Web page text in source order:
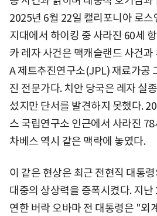
2025년 6월 22일 캘리포니아 로
지대에서 하이킹 중 사라진 60세
카 레자 사건은 맥캐슬랜드 사건과
A 제트추진연구소(JPL) 재료가공
진 전문가다. 치안 당국은 레자 실
섰지만 단서를 발견하지 못했다.
스 국립연구소 인근에서 사라진 78
차베스 역시 같은 맥락에 놓였다.
이 같은 현상은 최근 전현직 대통
대중의 상상력을 증폭시켰다. 지난
연한 버락 오바마 전 대통령은 "외